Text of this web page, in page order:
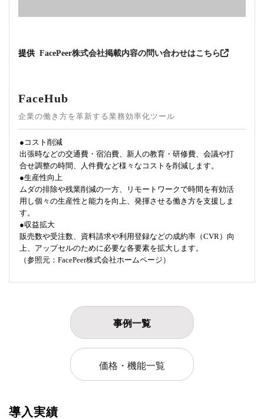
提供 FacePeer株式会社掲載内容の問い合わせはこちら
FaceHub
企業の働き方を革新する業務効率化ツール
●コスト削減
出張時などの交通費・宿泊費、新人の教育・研修費、会議や打
合せ調整の時間、人件費など様々なコストを削減します。
●生産性向上
ムダの排除や残業削減の一方、リモートワークで時間を有効活
用し個々の生産性と能力を向上、発揮させる働き方を支援しま
す。
●収益拡大
販売数や受注数、資料請求や利用登録などの成約率（CVR）向
上、アップセルのために必要な各要素を拡大します。
（参照元：FacePeer株式会社ホームページ）
事例一覧
価格・機能一覧
導入実績